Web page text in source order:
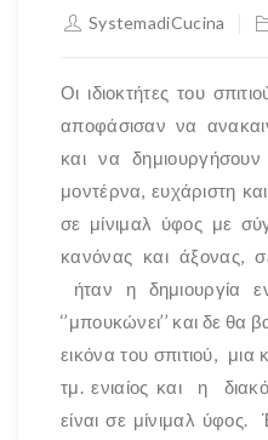
SystemadiCucina
Οι ιδιοκτήτες του
αποφάσισαν να
και να
μοντέρνα, ευχάριστη
σε μίνιμαλ ύφος με
κανόνας και άξονας,
ήταν η δημιουργία
‘’μπουκώνει’’ και δε θα
εικόνα του σπιτιού, μια
τμ. ενιαίος και η
είναι σε μίνιμαλ ύφος.